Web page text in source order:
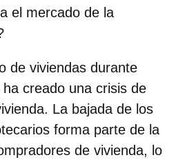
el mercado de la
de viviendas durante
creado una crisis de
La bajada de los
forma parte de la
de vivienda, lo